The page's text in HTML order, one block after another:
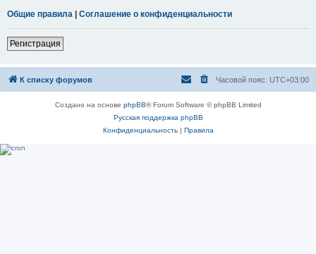
Общие правила | Соглашение о конфиденциальности
Регистрация
К списку форумов Часовой пояс: UTC+03:00
Создано на основе phpBB® Forum Software © phpBB Limited
Русская поддержка phpBB
Конфиденциальность| Правила